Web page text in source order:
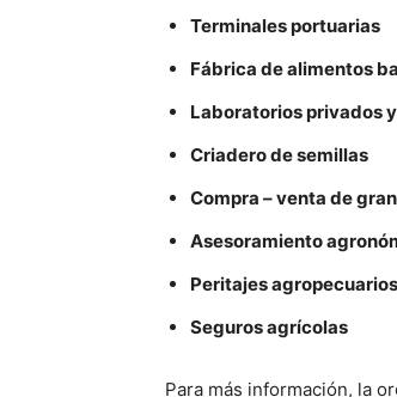
Terminales portuarias
Fábrica de alimentos
Laboratorios privados
Criadero de semillas
Compra – venta de
Asesoramiento
Peritajes agropecuarios
Seguros agrícolas
Para más información, la